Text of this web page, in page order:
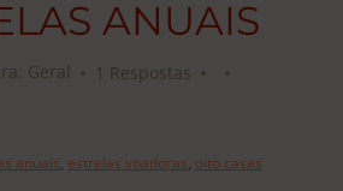
ANUAIS
Geral 1 Respostas
anuais, estrelas voadoras, oito casas